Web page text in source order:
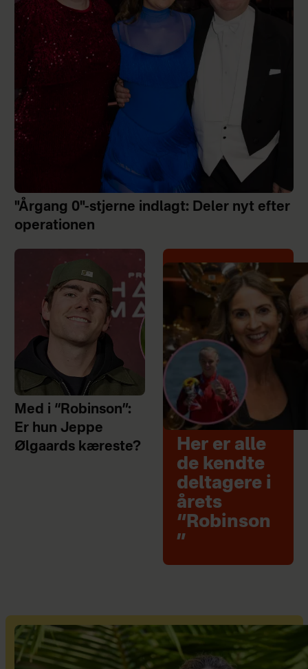
"Årgang 0"-stjerne indlagt: Deler nyt efter
operationen
Med i “Robinson”:
Er hun Jeppe
Ølgaards kæreste?
Her er alle
de kendte
deltagere i
årets
“Robinson
”